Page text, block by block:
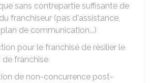
sans contrepartie suffisante de
franchiseur (pas d'assistance,
de communication...)
pour le franchisé de résilier le
franchise
de non-concurrence post-